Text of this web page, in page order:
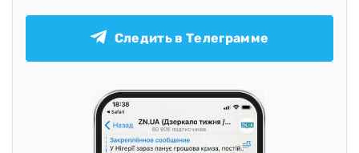
Следить в Телеграмме